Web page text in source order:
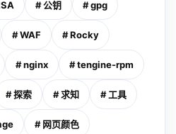
# 公钥 # gpg
# WAF # Rocky
# nginx # tengine-rpm
# 探索 # 求知 # 工具
# 网页颜色